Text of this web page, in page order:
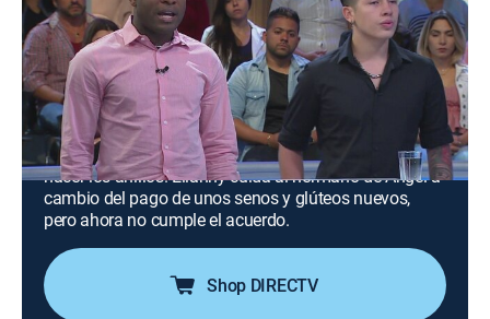
S2018 E138 | ¿Y el anillo pa' cuándo?;
Moribundo caliente
1h 0m|TV14|Reality, Public affairs, Community, Law|Universo
2018
Kevin y Alfredo demandan al joyero por negarse a
hacer los anillos. Elianny cuida al hermano de Ángel a
cambio del pago de unos senos y glúteos nuevos,
pero ahora no cumple el acuerdo.
Shop DIRECTV